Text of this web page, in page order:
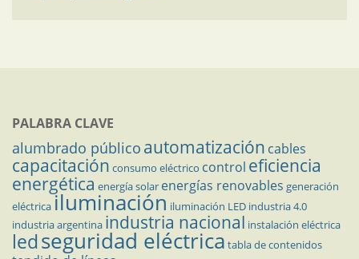
PALABRA CLAVE
alumbrado público automatización cables
capacitación consumo eléctrico control eficiencia
energética energía solar energías renovables generación
eléctricailuminación iluminación LED industria 4.0
industria argentina industria nacional instalación eléctrica
ledseguridad eléctrica tabla de contenidos